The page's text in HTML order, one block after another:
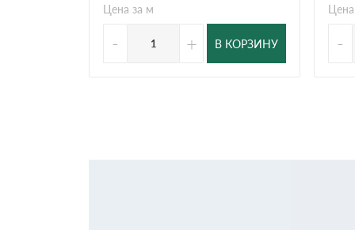
Цена за м
- + В КОРЗИНУ -